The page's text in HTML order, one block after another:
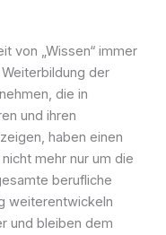
von „Wissen“ immer
der
die in
und ihren
haben einen
mehr nur um die
berufliche
weiterentwickeln
und bleiben dem